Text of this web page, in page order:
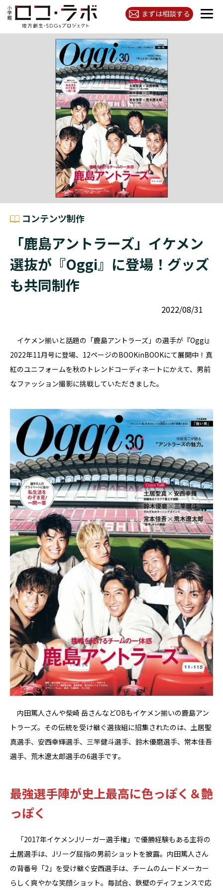
まずは相談する
コンテンツ制作
「鹿島アントラーズ」イケメン
選抜が『Oggi』に登場！グッズ
も共同制作
2022/08/31
イケメン揃いと話題の「鹿島アントラーズ」の選手が『Oggi』
2022年11月号に登場、12ページのBOOKinBOOKにて展開中！真
紅のユニフォームを秋のトレンドコーディネートにかえて、男前
なファッション撮影に挑戦していただきました。
内田篤人さんや柴崎 岳さんなどOBもイケメン揃いの鹿島アン
トラーズ。その伝統を受け継ぐ選抜組に招集されたのは、土居聖
真選手、安西幸輝選手、三竿健斗選手、鈴木優磨選手、常本佳吾
選手、荒木遼太郎選手の6選手です。
最強選手陣が史上最高に色っぽく＆艶
っぽく
「2017年イケメンJリーガー選手権」で優勝経験もある主将の
土居選手は、Jリーグ屈指の男前ショットを披露。内田篤人さん
の背番号「2」を受け継ぐ安西選手は、チームのムードメーカー
らしく爽やかな笑顔ショット。毎試合、鉄壁のディフェンスで応